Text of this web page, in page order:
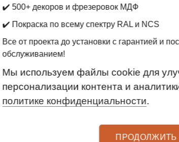
✔️ 500+ декоров и фрезеровок МДФ
✔️ Покраска по всему спектру RAL и NCS
Все от проекта до установки с гарантией и
обслуживанием!
Мы используем файлы cookie для
персонализации контента и
политике конфиденциальности.
ПРОДОЛЖИТЬ